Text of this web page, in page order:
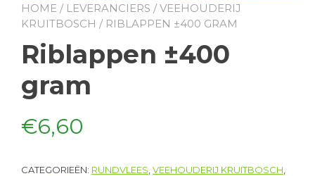
HOME / LEVERANCIERS /VEEHOUDERIJ
KRUITBOSCH / RIBLAPPEN ±400 GRAM
Riblappen ±400
gram
€6,60
CATEGORIEËN: RUNDVLEES VEEHOUDERIJ KRUITBOSCH